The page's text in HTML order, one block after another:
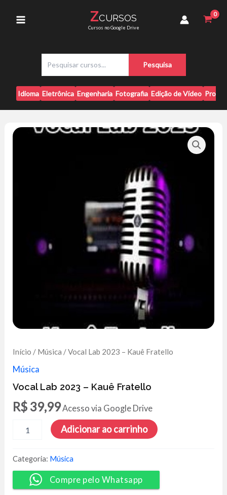
Menu
ZCURSOS
Cursos no Google Drive
s
q
u
i
a
Pesquisa
Idioma Eletrônica Engenharia Fotografia Edição de Vídeo
Início / Música / Vocal Lab 2023 – Kauê Fratello
Música
Vocal Lab 2023 – Kauê Fratello
R$ 39,99Acesso via Google Drive
-
Kauê
Fratello
quantidade
Adicionar ao carrinho
Categoria: Música
Compre pelo Whatsapp
Kauê